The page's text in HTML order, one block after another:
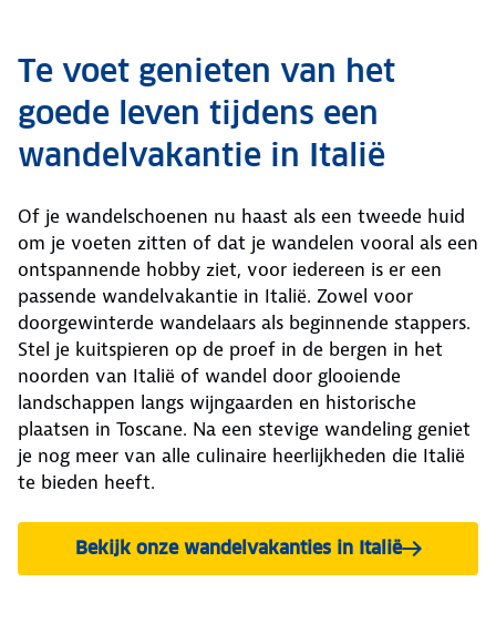
Te voet genieten van het
goede leven tijdens een
wandelvakantie in Italië
Of je wandelschoenen nu haast als een tweede huid
om je voeten zitten of dat je wandelen vooral als een
ontspannende hobby ziet, voor iedereen is er een
passende wandelvakantie in Italië. Zowel voor
doorgewinterde wandelaars als beginnende stappers.
Stel je kuitspieren op de proef in de bergen in het
noorden van Italië of wandel door glooiende
landschappen langs wijngaarden en historische
plaatsen in Toscane. Na een stevige wandeling geniet
je nog meer van alle culinaire heerlijkheden die Italië
te bieden heeft.
Bekijk onze wandelvakanties in Italië